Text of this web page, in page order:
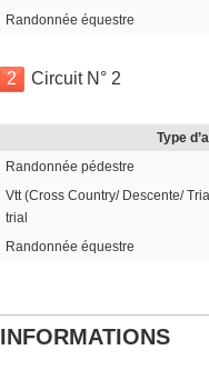
Randonnée équestre
2 Circuit N° 2
Type
Randonnée pédestre
Vtt (Cross Country/ Descente/
trial
Randonnée équestre
INFORMATIONS